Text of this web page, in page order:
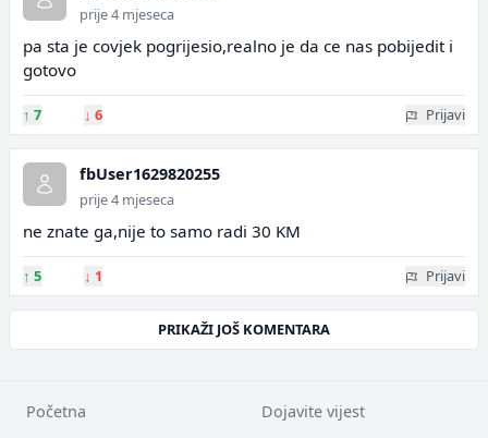
prije 4 mjeseca
pa sta je covjek pogrijesio,realno je da ce nas pobijedit i
gotovo
↑ 7 ↓ 6 Prijavi
fbUser1629820255
prije 4 mjeseca
ne znate ga,nije to samo radi 30 KM
↑ 5 ↓ 1 Prijavi
PRIKAŽI JOŠ KOMENTARA
Početna Dojavite vijest